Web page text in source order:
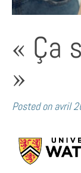
« Ça
»
Posted on avril